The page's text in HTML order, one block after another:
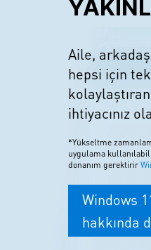
Aile,
hepsi için
ihtiyacınız
*Yükseltme
uygulama
donanım gerektirir
Windows
hakkında